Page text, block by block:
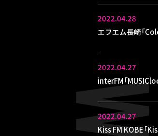
2022.04.28
エフエム長崎「
2022.04.27
interFM「
2022.04.27
Kiss FM KOBE「